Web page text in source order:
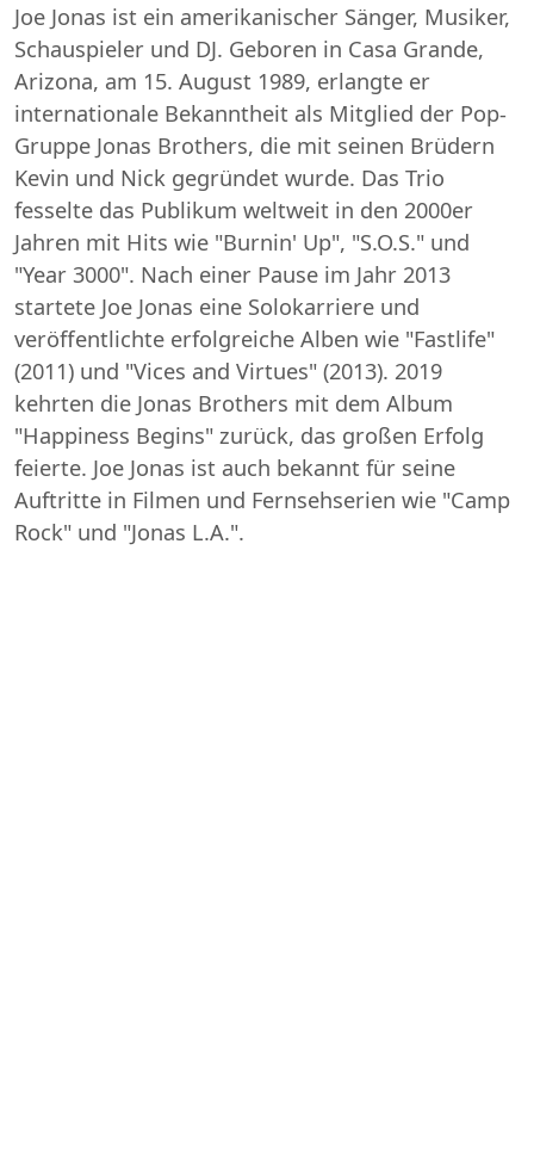
Joe Jonas ist ein amerikanischer Sänger, Musiker,
Schauspieler und DJ. Geboren in Casa Grande,
Arizona, am 15. August 1989, erlangte er
internationale Bekanntheit als Mitglied der Pop-
Gruppe Jonas Brothers, die mit seinen Brüdern
Kevin und Nick gegründet wurde. Das Trio
fesselte das Publikum weltweit in den 2000er
Jahren mit Hits wie "Burnin' Up", "S.O.S." und
"Year 3000". Nach einer Pause im Jahr 2013
startete Joe Jonas eine Solokarriere und
veröffentlichte erfolgreiche Alben wie "Fastlife"
(2011) und "Vices and Virtues" (2013). 2019
kehrten die Jonas Brothers mit dem Album
"Happiness Begins" zurück, das großen Erfolg
feierte. Joe Jonas ist auch bekannt für seine
Auftritte in Filmen und Fernsehserien wie "Camp
Rock" und "Jonas L.A.".